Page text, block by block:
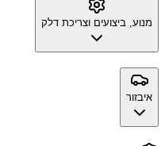
מנוע, ביצועים וצריכת דלק
איבזור